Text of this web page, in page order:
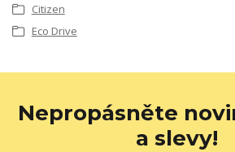
Citizen
Eco Drive
Nepropásněte
a slevy!